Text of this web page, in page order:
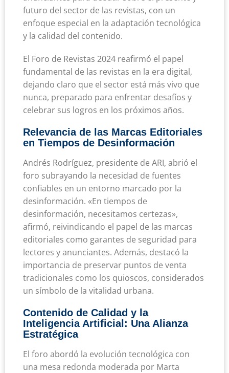
futuro del sector de las revistas, con un
enfoque especial en la adaptación tecnológica
y la calidad del contenido.
El Foro de Revistas 2024 reafirmó el papel
fundamental de las revistas en la era digital,
dejando claro que el sector está más vivo que
nunca, preparado para enfrentar desafíos y
celebrar sus logros en los próximos años.
Relevancia de las Marcas Editoriales
en Tiempos de Desinformación
Andrés Rodríguez, presidente de ARI, abrió el
foro subrayando la necesidad de fuentes
confiables en un entorno marcado por la
desinformación. «En tiempos de
desinformación, necesitamos certezas»,
afirmó, reivindicando el papel de las marcas
editoriales como garantes de seguridad para
lectores y anunciantes. Además, destacó la
importancia de preservar puntos de venta
tradicionales como los quioscos, considerados
un símbolo de la vitalidad urbana.
Contenido de Calidad y la
Inteligencia Artificial: Una Alianza
Estratégica
El foro abordó la evolución tecnológica con
una mesa redonda moderada por Marta